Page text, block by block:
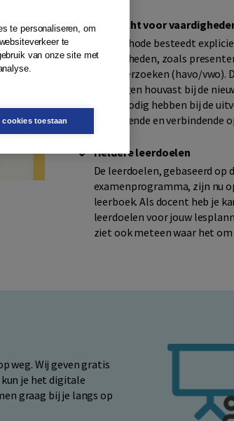
Aandacht voor
De methode besteedt
vaardigheden, zoals
en onderzoeken (havo/vwo).
leerlingen houvast bij de
die ze nodig hebben bij de
verdiepende en verbindende
Heldere leerdoelen
De leerdoelen, gebaseerd op
examenprogramma, zijn nu
leerboek. Als docent heb je
leerdoelen voor jouw
ziet ook meteen waar het om
weg. Wij geven gratis
je het digitale
graag bij je langs op
te personaliseren, om
te
van onze site met
cookies toestaan